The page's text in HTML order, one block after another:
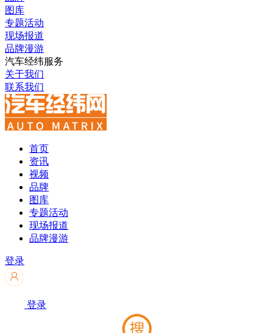
图库
专题活动
现场报道
品牌漫游
汽车经纬服务
关于我们
联系我们
首页
资讯
视频
品牌
图库
专题活动
现场报道
品牌漫游
登录
登录